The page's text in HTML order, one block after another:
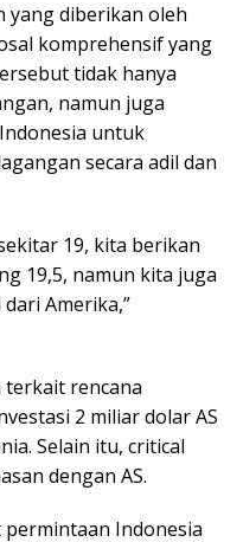
yang diberikan oleh
komprehensif yang
tidak hanya
namun juga
untuk
secara adil dan
19, kita berikan
19,5, namun kita juga
Amerika,”
rencana
2 miliar dolar AS
Selain itu, critical
dengan AS.
Indonesia